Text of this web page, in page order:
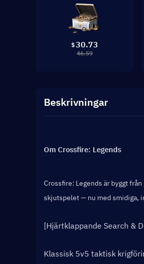
$30.73
46.59
Beskrivningar
Om Crossfire: Legends
Crossfire: Legends är byggt
skjutspelet — nu med smidiga,
[Hjärtklappande Search &
Klassisk 5v5 taktisk